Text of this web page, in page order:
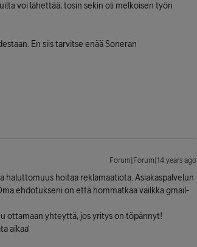
voi lähettää, tosin sekin oli melkoisen työn
En siis tarvitse enää Soneran
Forum|Forum|14 years ago
haluttomuus hoitaa reklamaatiota. Asiakaspalvelun
ehdotukseni on että hommatkaa vailkka gmail-
ottamaan yhteyttä, jos yritys on töpännyt!
aikaa'